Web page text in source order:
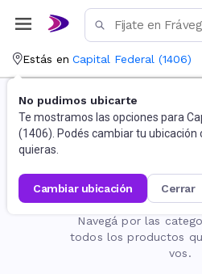
Estás en Capital Federal (1406)
No pudimos ubicarte
Te mostramos las opciones para
(1406). Podés cambiar tu ubicación
quieras.
cambiar ubicación cerrar
La página
Navegá por las
todos los productos
vos.